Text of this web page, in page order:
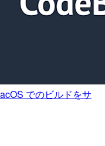
でのビルドをサ